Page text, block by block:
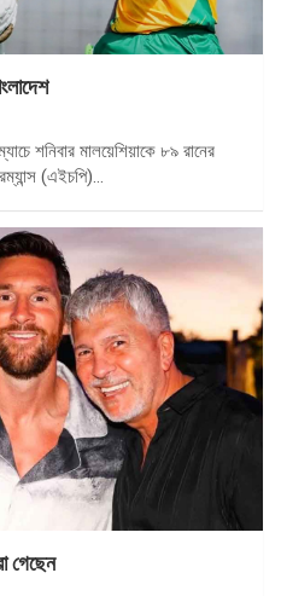
শনিবার মালয়েশিয়াকে ৮৯ রানের
(এইচপি)…
গেছেন